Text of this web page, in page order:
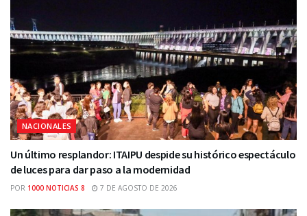
NACIONALES
Un último resplandor: ITAIPU despide su histórico espectáculo
de luces para dar paso a la modernidad
POR 1000 NOTICIAS 8 7 DE AGOSTO DE 2026